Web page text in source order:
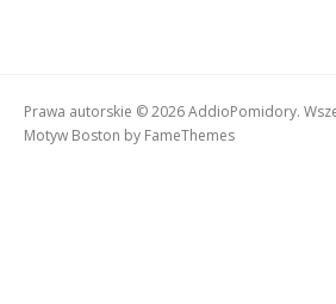
Prawa autorskie © 2026 AddioPomidory.
Motyw Boston by FameThemes